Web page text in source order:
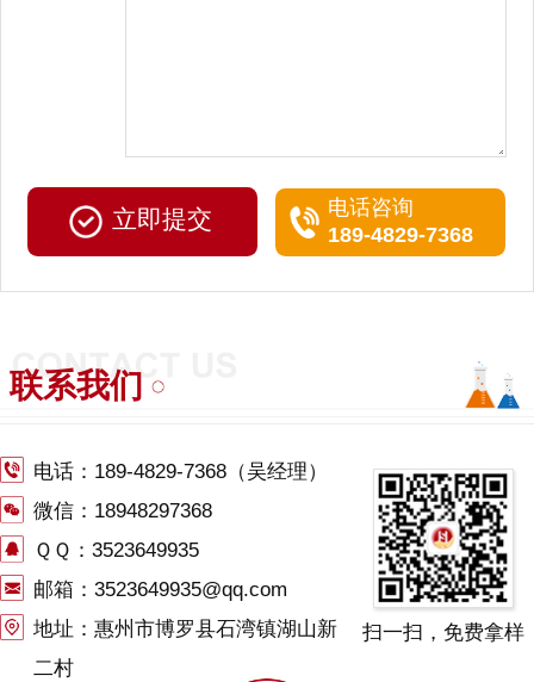
电话咨询
189-4829-7368
联系我们
电话： 189-4829-7368 （吴经理）
微信：18948297368
ＱＱ：3523649935
邮箱：3523649935@qq.com
地址：惠州市博罗县石湾镇湖山新
二村
扫一扫，免费拿样